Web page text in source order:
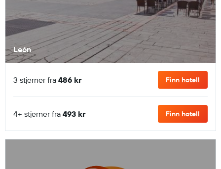
León
3 stjerner fra 486 kr Finn hotell
4+ stjerner fra 493 kr Finn hotell